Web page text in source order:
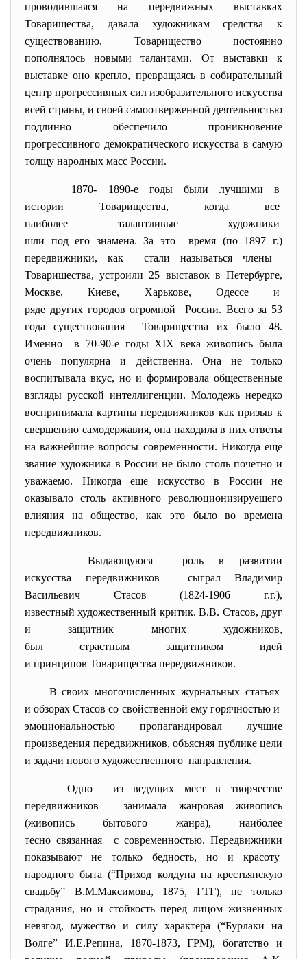
проводившаяся на передвижных выставках
Товарищества, давала художникам средства к
существованию. Товарищество постоянно
пополнялось новыми талантами. От выставки к
выставке оно крепло, превращаясь в собирательный
центр прогрессивных сил изобразительного искусства
всей страны, и своей самоотверженной деятельностью
подлинно обеспечило проникновение
прогрессивного демократического искусства в самую
толщу народных масс России.
1870- 1890-е годы были лучшими в
истории Товарищества, когда все
наиболее талантливые художники
шли под его знамена. За это время (по 1897 г.)
передвижники, как стали называться члены
Товарищества, устроили 25 выставок в Петербурге,
Москве, Киеве, Харькове, Одессе и
ряде других городов огромной России. Всего за 53
года существования Товарищества их было 48.
Именно в 70-90-е годы XIX века живопись была
очень популярна и действенна. Она не только
воспитывала вкус, но и формировала общественные
взгляды русской интеллигенции. Молодежь нередко
воспринимала картины передвижников как призыв к
свершению самодержавия, она находила в них ответы
на важнейшие вопросы современности. Никогда еще
звание художника в России не было столь почетно и
уважаемо. Никогда еще искусство в России не
оказывало столь активного революционизируещего
влияния на общество, как это было во времена
передвижников.
Выдающуюся роль в развитии
искусства передвижников сыграл Владимир
Васильевич Стасов (1824-1906 г.г.),
известный художественный критик. В.В. Стасов, друг
и защитник многих художников,
был страстным защитником идей
и принципов Товарищества передвижников.
В своих многочисленных журнальных статьях
и обзорах Стасов со свойственной ему горячностью и
эмоциональностью пропагандировал лучшие
произведения передвижников, объясняя публике цели
и задачи нового художественного направления.
Одно из ведущих мест в творчестве
передвижников занимала жанровая живопись
(живопись бытового жанра), наиболее
тесно связанная с современностью. Передвижники
показывают не только бедность, но и красоту
народного быта (“Приход колдуна на крестьянскую
свадьбу” В.М.Максимова, 1875, ГТГ), не только
страдания, но и стойкость перед лицом жизненных
невзгод, мужество и силу характера (“Бурлаки на
Волге” И.Е.Репина, 1870-1873, ГРМ), богатство и